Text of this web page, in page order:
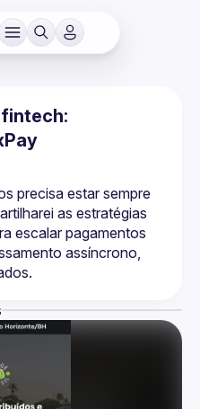
precisa estar sempre
as estratégias
escalar pagamentos
assíncrono,